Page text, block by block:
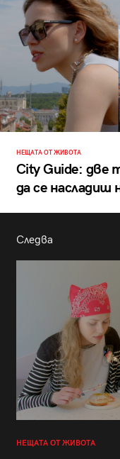
НЕЩАТА ОТ ЖИВОТА
City Guide: две
да се
Следва
НЕЩАТА ОТ ЖИВОТА